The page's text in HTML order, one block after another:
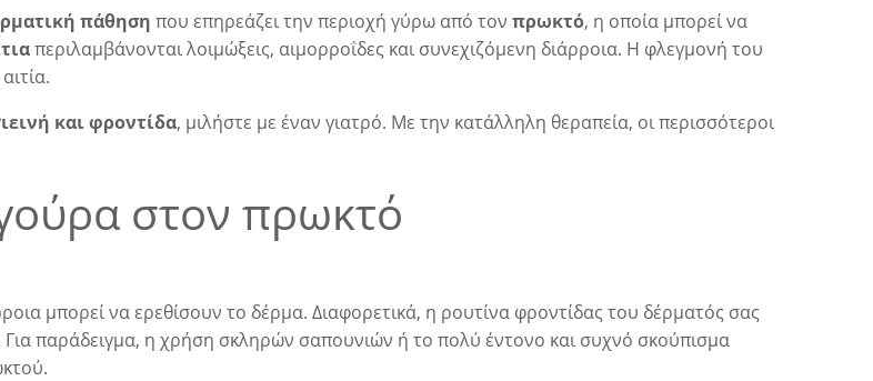
πάθηση που επηρεάζει την περιοχή γύρω από τον πρωκτό, η οποία μπορεί να
περιλαμβάνονται λοιμώξεις, αιμορροΐδες και συνεχιζόμενη διάρροια. Η φλεγμονή του
και φροντίδα, μιλήστε με έναν γιατρό. Με την κατάλληλη θεραπεία, οι περισσότεροι
στον πρωκτό
μπορεί να ερεθίσουν το δέρμα. Διαφορετικά, η ρουτίνα φροντίδας του δέρματός σας
παράδειγμα, η χρήση σκληρών σαπουνιών ή το πολύ έντονο και συχνό σκούπισμα